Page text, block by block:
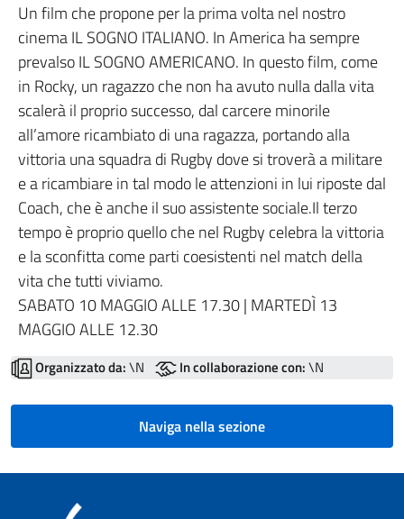
Un film che propone per la prima volta nel nostro
cinema IL SOGNO ITALIANO. In America ha sempre
prevalso IL SOGNO AMERICANO. In questo film, come
in Rocky, un ragazzo che non ha avuto nulla dalla vita
scalerà il proprio successo, dal carcere minorile
all’amore ricambiato di una ragazza, portando alla
vittoria una squadra di Rugby dove si troverà a militare
e a ricambiare in tal modo le attenzioni in lui riposte dal
Coach, che è anche il suo assistente sociale.Il terzo
tempo è proprio quello che nel Rugby celebra la vittoria
e la sconfitta come parti coesistenti nel match della
vita che tutti viviamo.
SABATO 10 MAGGIO ALLE 17.30 | MARTEDÌ 13
MAGGIO ALLE 12.30
Organizzato da:\N In collaborazione con:\N
Naviga nella sezione